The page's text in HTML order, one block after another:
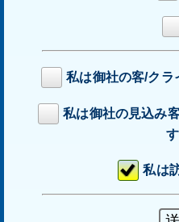
私は御社の客/クラ
私は御社の見込み
私は